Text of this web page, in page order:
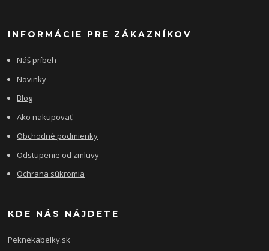
INFORMÁCIE PRE ZÁKAZNÍKOV
Náš príbeh
Novinky
Blog
Ako nakupovať
Obchodné podmienky
Odstupenie od zmluvy
Ochrana súkromia
KDE NÁS NÁJDETE
Peknekabelky.sk